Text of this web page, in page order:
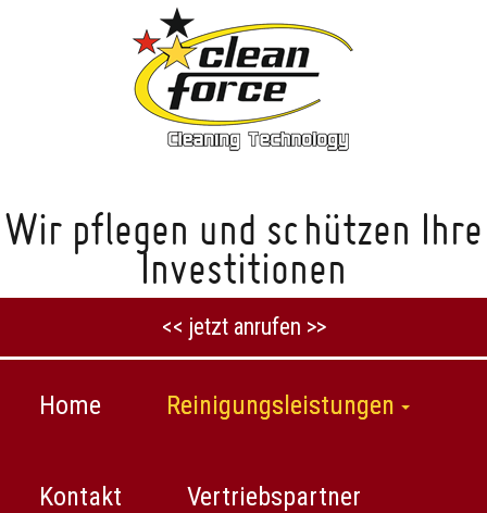
Wir pflegen und schützen Ihre
Investitionen
<< jetzt anrufen >>
Home Reinigungsleistungen
Kontakt Vertriebspartner